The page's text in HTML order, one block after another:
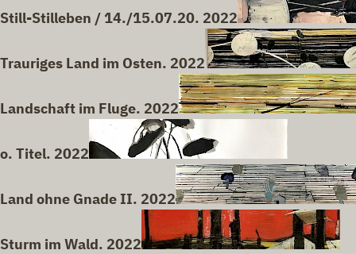
Still-Stilleben / 14./15.07.20. 2022
Trauriges Land im Osten. 2022
Landschaft im Fluge. 2022
o. Titel. 2022
Land ohne Gnade II. 2022
Sturm im Wald. 2022